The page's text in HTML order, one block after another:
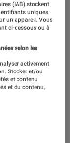
(IAB) stockent
uniques
un appareil. Vous
ci-dessous ou à
selon les
activement
Stocker et/ou
et contenu
et du contenu,